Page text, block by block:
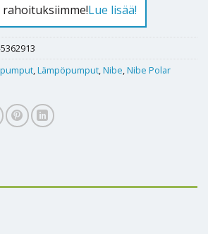
Lue lisää!
,Lämpöpumput,Nibe,Nibe Polar